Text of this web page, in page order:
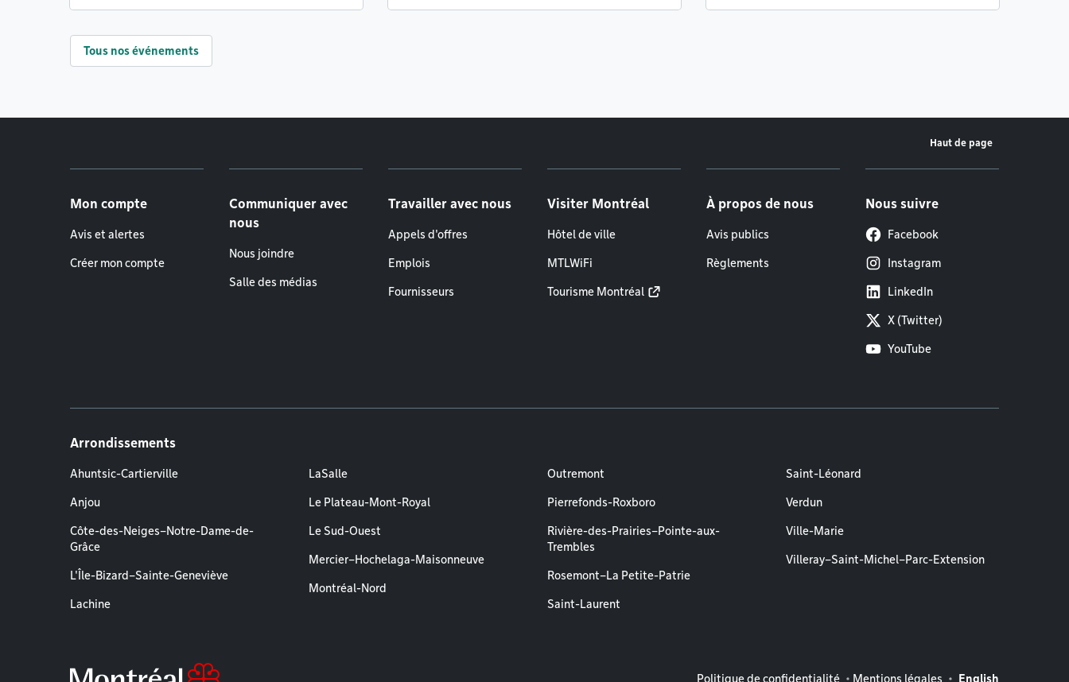
Tous nos événements
Haut de page
Mon compte
Avis et alertes
Créer mon compte
Communiquer avec
nous
Nous joindre
Salle des médias
Travailler avec nous
Appels d'offres
Emplois
Fournisseurs
Visiter Montréal
Hôtel de ville
MTLWiFi
Tourisme Montréal
À propos de nous
Avis publics
Règlements
Nous suivre
Facebook
Instagram
LinkedIn
X (Twitter)
YouTube
Arrondissements
Ahuntsic-Cartierville
Anjou
Côte-des-Neiges–Notre-Dame-de-
Grâce
L'Île-Bizard–Sainte-Geneviève
Lachine
LaSalle
Le Plateau-Mont-Royal
Le Sud-Ouest
Mercier–Hochelaga-Maisonneuve
Montréal-Nord
Outremont
Pierrefonds-Roxboro
Rivière-des-Prairies–Pointe-aux-
Trembles
Rosemont–La Petite-Patrie
Saint-Laurent
Saint-Léonard
Verdun
Ville-Marie
Villeray–Saint-Michel–Parc-Extension
Politique de confidentialité Mentions légales English